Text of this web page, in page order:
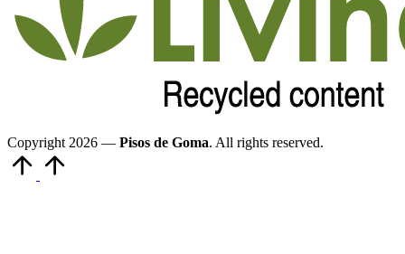
Copyright 2026 — Pisos de Goma. All rights reserved.